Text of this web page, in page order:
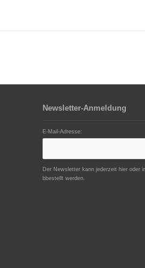
Newsletter-Anmeldung
E-Mail-Adresse:
Der Newsletter kann jederzeit hier oder
bbestellt werden.